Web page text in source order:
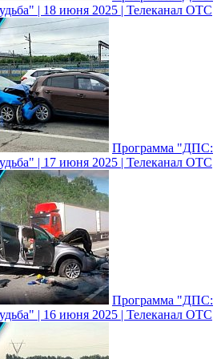
| 18 июня 2025 | Телеканал ОТС
Программа "ДПС:
| 17 июня 2025 | Телеканал ОТС
Программа "ДПС:
| 16 июня 2025 | Телеканал ОТС